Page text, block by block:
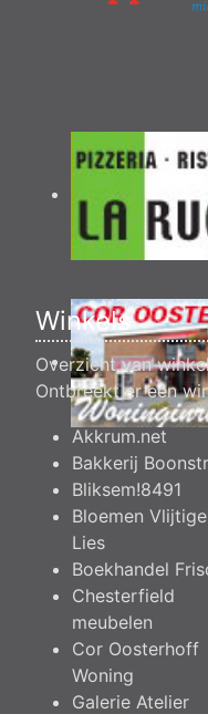
Winkels
Overzicht van
Ontbreekt er een
Akkrum.net
Bakkerij
Bliksem!8491
Bloemen Vlijtige
Lies
Boekhandel
Chesterfield
meubelen
Cor Oosterhoff
Woning
Galerie Atelier